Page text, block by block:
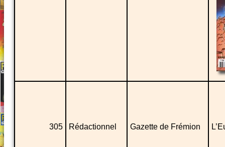
305 Rédactionnel Gazette de Frémion